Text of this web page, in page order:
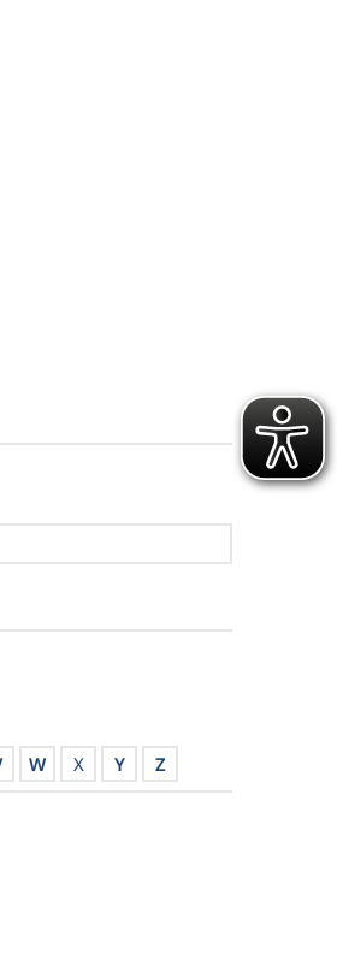
W X Y Z